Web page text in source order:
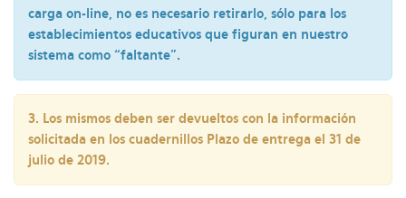
carga on-line, no es necesario retirarlo, sólo para los
establecimientos educativos que figuran en nuestro
sistema como “faltante”.
3. Los mismos deben ser devueltos con la información
solicitada en los cuadernillos Plazo de entrega el 31 de
julio de 2019.